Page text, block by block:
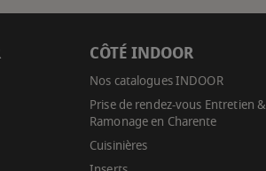
CÔTÉ INDOOR
Nos catalogues INDOOR
Prise de rendez-vous Entretien &
Ramonage en Charente
Cuisinières